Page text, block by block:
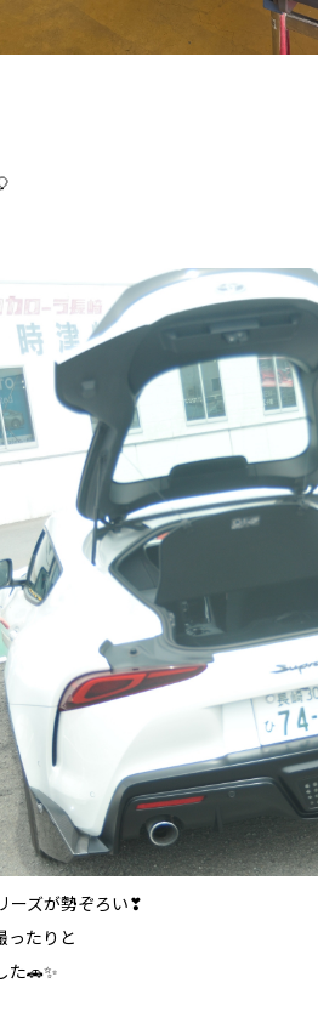
ーズが勢ぞろい❣
ったりと
た🚗✨